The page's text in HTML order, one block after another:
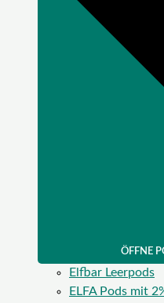
ÖFFNE
Elfbar Leerpods
ELFA Pods mit